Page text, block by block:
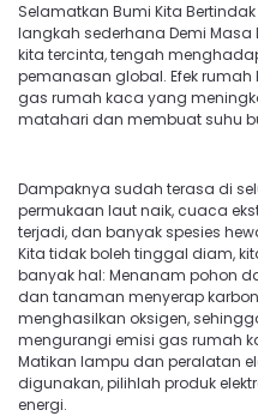
Selamatkan Bumi Kita
langkah sederhana Demi Masa
kita tercinta, tengah
pemanasan global. Efek rumah
gas rumah kaca yang
matahari dan membuat suhu
Dampaknya sudah terasa di
permukaan laut naik, cuaca
terjadi, dan banyak spesies
Kita tidak boleh tinggal diam,
banyak hal: Menanam pohon
dan tanaman menyerap
menghasilkan oksigen,
mengurangi emisi gas rumah
Matikan lampu dan peralatan
digunakan, pilihlah produk
energi.